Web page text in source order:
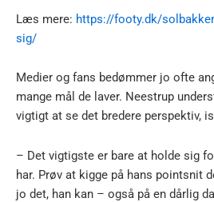
Læs mere: https://footy.dk/
sig/
Medier og fans bedømmer jo ofte
mange mål de laver. Neestrup
vigtigt at se det bredere perspektiv,
– Det vigtigste er bare at holde sig
har. Prøv at kigge på hans pointsnit
jo det, han kan – også på en dårlig